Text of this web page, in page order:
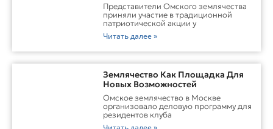
Представители Омского землячества
приняли участие в традиционной
патриотической акции у
Читать далее »
Землячество Как Площадка Для
Новых Возможностей
Омское землячество в Москве
организовало деловую программу для
резидентов клуба